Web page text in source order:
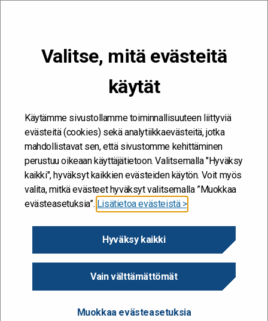
Valitse, mitä evästeitä
käytät
Käytämme sivustollamme toiminnallisuuteen liittyviä
evästeitä (cookies) sekä analytiikkaevästeitä, jotka
mahdollistavat sen, että sivustomme kehittäminen
perustuu oikeaan käyttäjätietoon. Valitsemalla "Hyväksy
kaikki", hyväksyt kaikkien evästeiden käytön. Voit myös
valita, mitkä evästeet hyväksyt valitsemalla ”Muokkaa
evästeasetuksia”. Lisätietoa evästeistä >
Hyväksy kaikki
Vain välttämättömät
Muokkaa evästeasetuksia
Kehitän ja kehityn #töissäSuomelle
Resilienssi/Opi jännitteistä
Opi jännitteistä